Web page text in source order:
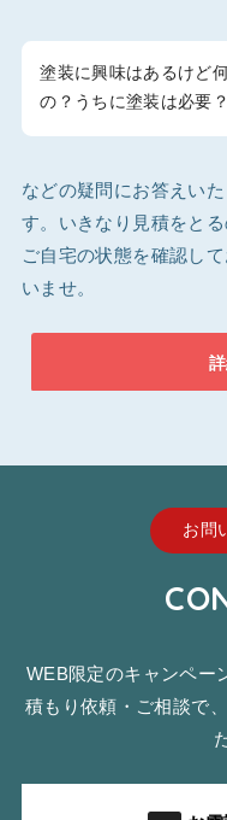
塗装に興味はあるけど
の？うちに塗装は必要？
などの疑問にお答えい
す。いきなり見積をと
ご自宅の状態を確認し
いませ。
お問
WEB限定のキャンペー
積もり依頼・ご相談で